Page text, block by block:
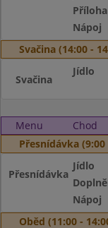
Příloha
Nápoj
Svačina (14:00 -
Svačina
Jídlo
Menu Chod
Přesnídávka (9:00
Přesnídávka
Jídlo
Nápoj
Oběd (11:00 -